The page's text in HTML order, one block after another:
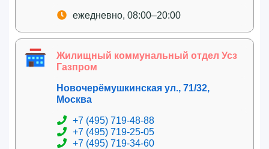
ежедневно, 08:00–20:00
Жилищный коммунальный отдел Усз
Газпром
Новочерёмушкинская ул., 71/32,
Москва
+7 (495) 719-48-88
+7 (495) 719-25-05
+7 (495) 719-34-60